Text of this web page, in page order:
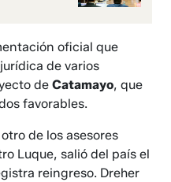
oficial que
de varios
deCatamayo, que
favorables.
otro de los asesores
Luque, salió del país el
reingreso. Dreher